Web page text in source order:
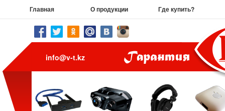
Главная О продукции Где купить?
info@v-t.kz